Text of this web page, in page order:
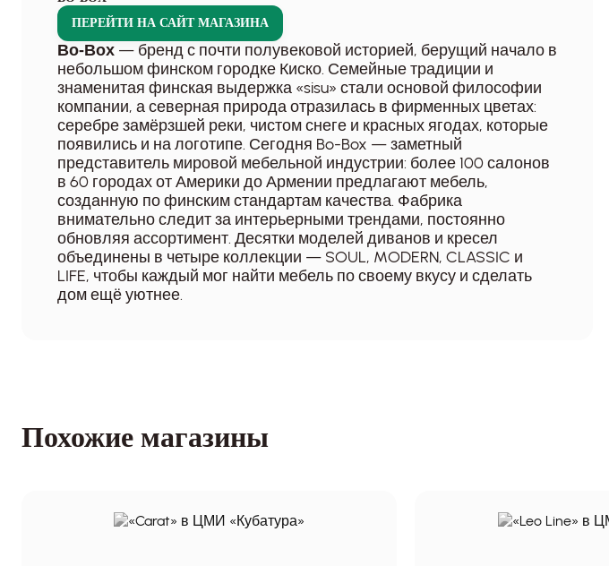
ПЕРЕЙТИ НА САЙТ МАГАЗИНА
Bo-Box — бренд с почти полувековой историей, берущий начало в
небольшом финском городке Киско. Семейные традиции и
знаменитая финская выдержка «sisu» стали основой философии
компании, а северная природа отразилась в фирменных цветах:
серебре замёрзшей реки, чистом снеге и красных ягодах, которые
появились и на логотипе. Сегодня Bo-Box — заметный
представитель мировой мебельной индустрии: более 100 салонов
в 60 городах от Америки до Армении предлагают мебель,
созданную по финским стандартам качества. Фабрика
внимательно следит за интерьерными трендами, постоянно
обновляя ассортимент. Десятки моделей диванов и кресел
объединены в четыре коллекции — SOUL, MODERN, CLASSIC и
LIFE, чтобы каждый мог найти мебель по своему вкусу и сделать
дом ещё уютнее.
Похожие магазины